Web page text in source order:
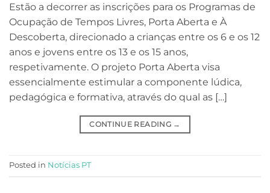
Estão a decorrer as inscrições para os Programas de
Ocupação de Tempos Livres, Porta Aberta e À
Descoberta, direcionado a crianças entre os 6 e os 12
anos e jovens entre os 13 e os 15 anos,
respetivamente. O projeto Porta Aberta visa
essencialmente estimular a componente lúdica,
pedagógica e formativa, através do qual as […]
CONTINUE READING →
Posted in Notícias PT